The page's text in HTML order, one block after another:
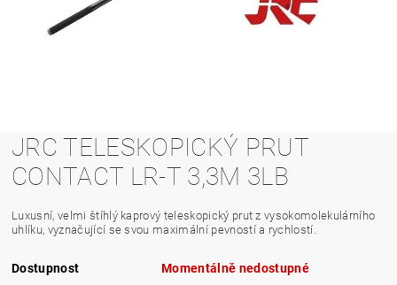
JRC TELESKOPICKÝ PRUT
CONTACT LR-T 3,3M 3LB
Luxusní, velmi štíhlý kaprový teleskopický prut z vysokomolekulárního
uhlíku, vyznačující se svou maximální pevností a rychlostí.
Dostupnost Momentálně nedostupné